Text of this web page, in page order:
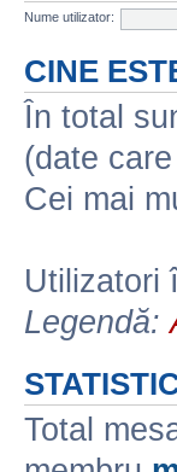
Nume utilizator:
CINE
În total
(date
Cei mai
Utilizatori
Legendă:
Total